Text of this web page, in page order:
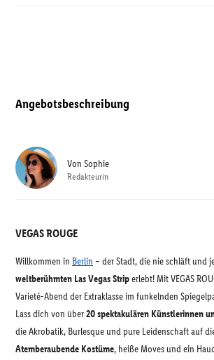
Angebotsbeschreibung
VEGAS ROUGE
Willkommen in Berlin – der Stadt, die nie schläft und
weltberühmten Las Vegas Striperlebt! Mit VEGAS
Varieté-Abend der Extraklasse im funkelnden
Lass dich von über20 spektakulären Künstlerinnen
die Akrobatik, Burlesque und pure Leidenschaft auf
Atemberaubende Kostüme, heiße Moves und ein
Von Sophie
Redakteurin